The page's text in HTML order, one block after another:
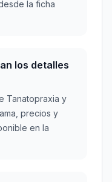
la ficha
los detalles
Tanatopraxia y
precios y
en la